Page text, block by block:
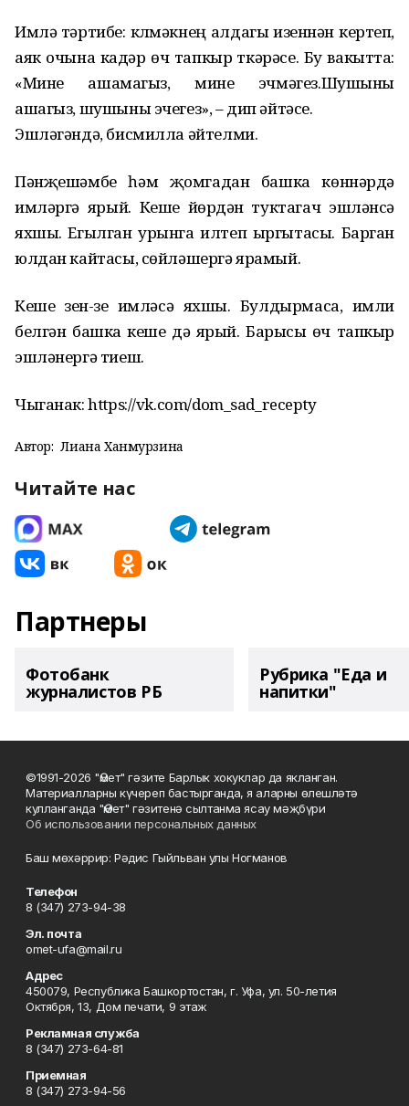
Имләү тәртибе: күлмәкнең алдагы изүеннән кертеп,
аяк очына кадәр өч тапкыр үткәрәсе. Бу вакытта:
«Мине ашамагыз, мине эчмәгез.Шушыны
ашагыз, шушыны эчегез», – дип әйтәсе.
Эшләгәндә, бисмилла әйтелми.
Пәнҗешәмбе һәм җомгадан башка көннәрдә
имләргә ярый. Кеше йөрүдән туктагач эшләнсә
яхшы. Егылган урынга илтеп ыргытасы. Барган
юлдан кайтасы, сөйләшергә ярамый.
Кеше үзен-үзе имләсә яхшы. Булдырмаса, имли
белгән башка кеше дә ярый. Барысы өч тапкыр
эшләнергә тиеш.
Чыганак: https://vk.com/dom_sad_recepty
Автор: Лиана Ханмурзина
Читайте нас
Партнеры
Фотобанк
журналистов РБ
Рубрика "Еда и
напитки"
©1991-2026 "Өмет" гәзите Барлык хокуклар да якланган.
Материалларны күчереп бастырганда, я аларны өлешләтә
кулланганда "Өмет" гәзитенә сылтанма ясау мәҗбүри
Об использовании персональных данных
Баш мөхәррир: Рәдис Гыйльван улы Ногманов
Телефон
8 (347) 273-94-38
Эл. почта
omet-ufa@mail.ru
Адрес
450079, Республика Башкортостан, г. Уфа, ул. 50-летия
Октября, 13, Дом печати, 9 этаж
Рекламная служба
8 (347) 273-64-81
Приемная
8 (347) 273-94-56